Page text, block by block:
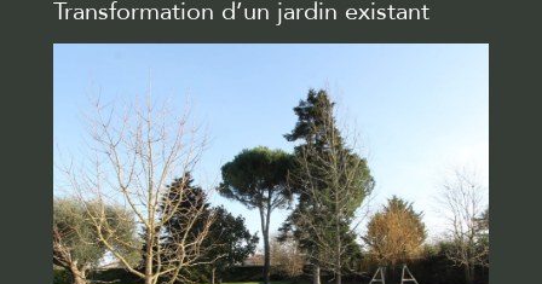
Transformation d’un jardin existant